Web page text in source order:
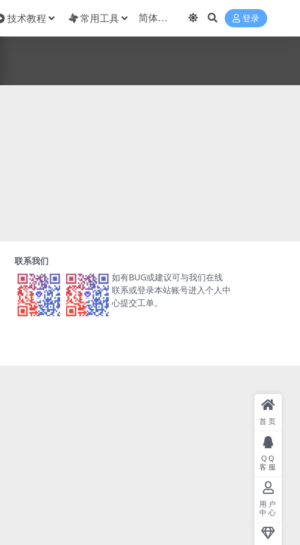
技术教程 常用工具 登录
联系我们
如有BUG或建议可与我们在线
联系或登录本站账号进入个人中
心提交工单。
首页
QQ
客服
用户
中心